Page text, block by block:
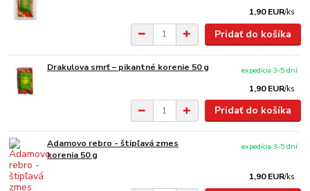
1,90 EUR/ks
Pridať do košíka
Drakulova smrť – pikantné korenie 50 g
1,90 EUR/ks
expedícia 3-5 dní
Pridať do košíka
Adamovo rebro - štipľavá zmes
korenia 50 g
1,90 EUR/ks
expedícia 3-5 dní